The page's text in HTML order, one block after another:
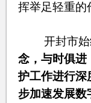
挥举足轻重的
开封市
念，与时俱进
护工作进行深
步加速发展数